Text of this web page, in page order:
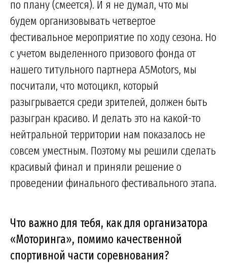
по плану (смеется). И я не думал, что мы
будем организовывать четвертое
фестивальное мероприятие по ходу сезона. Но
с учетом выделенного призового фонда от
нашего титульного партнера A5Motors, мы
посчитали, что мотоцикл, который
разыгрывается среди зрителей, должен быть
разыгран красиво. И делать это на какой-то
нейтральной территории нам показалось не
совсем уместным. Поэтому мы решили сделать
красивый финал и приняли решение о
проведении финального фестивального этапа.
Что важно для тебя, как для организатора
«Моторинга», помимо качественной
спортивной части соревнования?